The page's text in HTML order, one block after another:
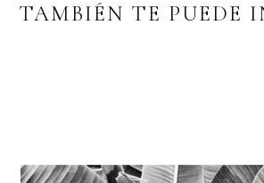
TAMBIÉN TE PUEDE